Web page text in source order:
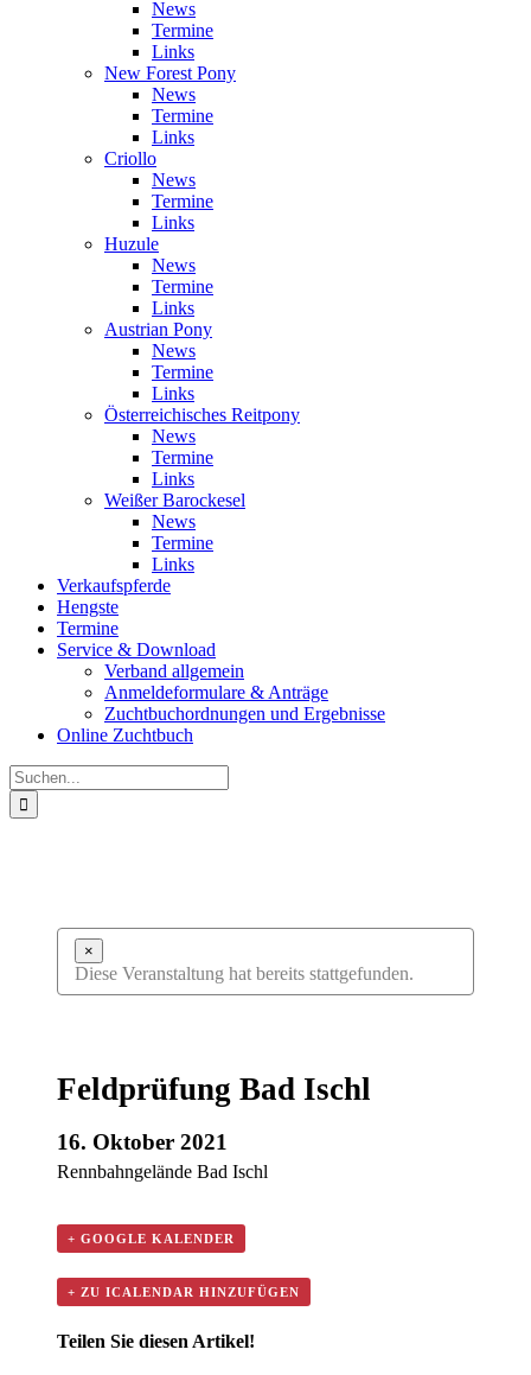
News
Termine
Links
New Forest Pony
News
Termine
Links
Criollo
News
Termine
Links
Huzule
News
Termine
Links
Austrian Pony
News
Termine
Links
Österreichisches Reitpony
News
Termine
Links
Weißer Barockesel
News
Termine
Links
Verkaufspferde
Hengste
Termine
Service & Download
Verband allgemein
Anmeldeformulare & Anträge
Zuchtbuchordnungen und Ergebnisse
Online Zuchtbuch
Suche
nach:
×
Diese Veranstaltung hat bereits stattgefunden.
Feldprüfung Bad Ischl
16. Oktober 2021
Rennbahngelände Bad Ischl
+ GOOGLE KALENDER
+ ZU ICALENDAR HINZUFÜGEN
Teilen Sie diesen Artikel!